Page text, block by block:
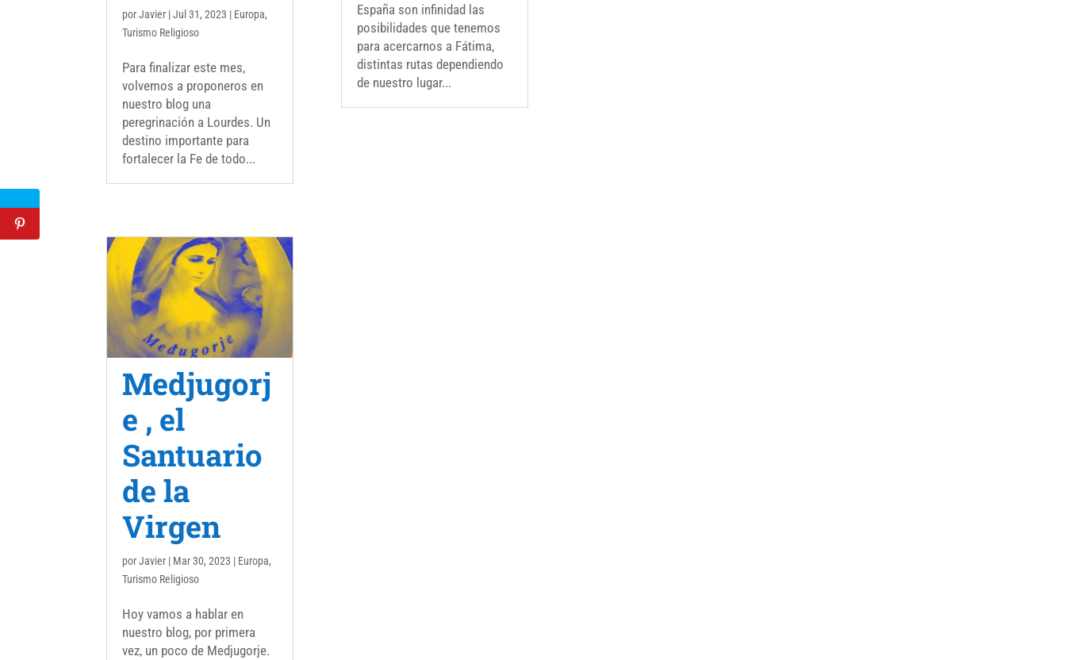
porJavier |Jul 31, 2023 | Europa,
Turismo Religioso
Para finalizar este mes,
volvemos a proponeros en
nuestro blog una
peregrinación a Lourdes. Un
destino importante para
fortalecer la Fe de todo...
Medjugorj
e , el
Santuario
de la
Virgen
porJavier | Mar 30, 2023 | Europa,
Turismo Religioso
Hoy vamos a hablar en
nuestro blog, por primera
vez, un poco de Medjugorje.
España son infinidad las
posibilidades que tenemos
para acercarnos a Fátima,
distintas rutas dependiendo
de nuestro lugar...